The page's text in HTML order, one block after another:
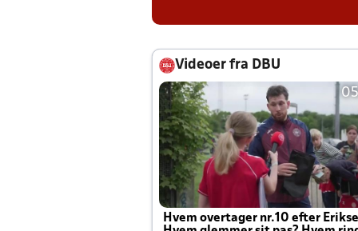
Videoer fra DBU
Hvem overtager nr.10 efter